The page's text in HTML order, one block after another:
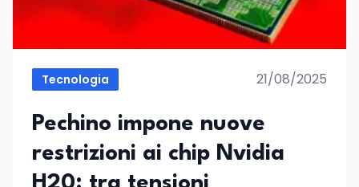
Tecnologia 21/08/2025
Pechino impone nuove
restrizioni ai chip Nvidia